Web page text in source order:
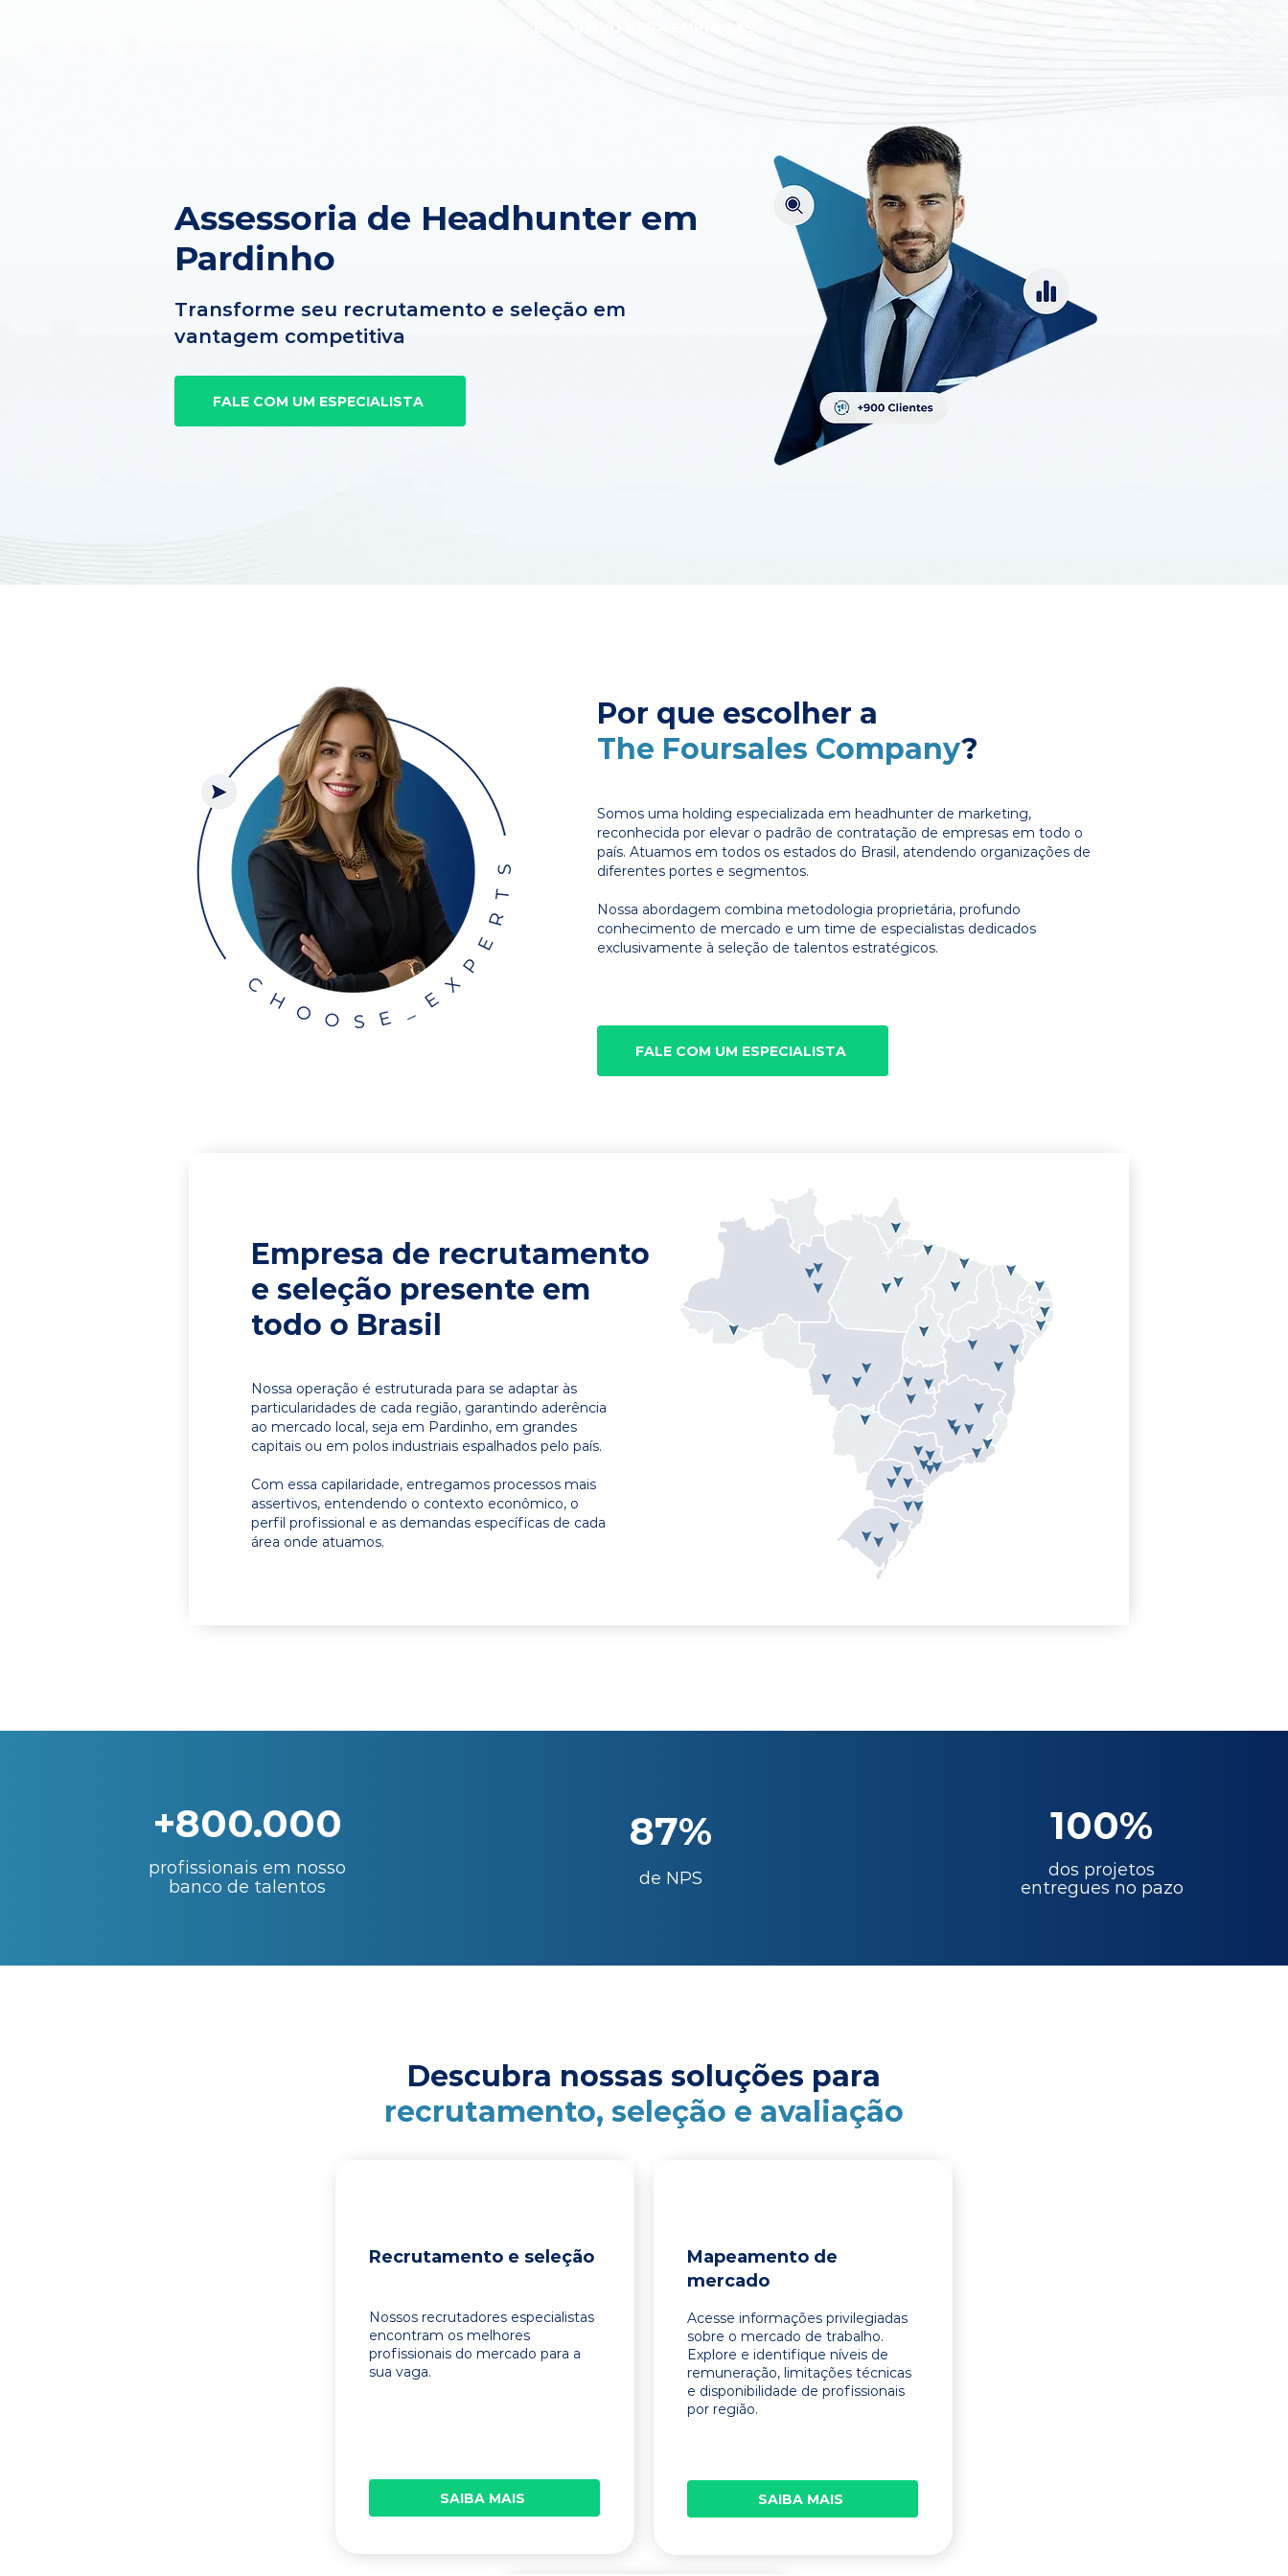
Assessoria de Headhunter em
Pardinho
Transforme seu recrutamento e seleção em
vantagem competitiva
FALE COM UM ESPECIALISTA
Por que escolher a
The Foursales Company?
Somos uma holding especializada em headhunter de marketing,
reconhecida por elevar o padrão de contratação de empresas em todo o
país. Atuamos em todos os estados do Brasil, atendendo organizações de
diferentes portes e segmentos.
Nossa abordagem combina metodologia proprietária, profundo
conhecimento de mercado e um time de especialistas dedicados
exclusivamente à seleção de talentos estratégicos.
FALE COM UM ESPECIALISTA
Empresa de recrutamento
e seleção presente em
todo o Brasil
Nossa operação é estruturada para se adaptar às
particularidades de cada região, garantindo aderência
ao mercado local, seja em Pardinho, em grandes
capitais ou em polos industriais espalhados pelo país.
Com essa capilaridade, entregamos processos mais
assertivos, entendendo o contexto econômico, o
perfil profissional e as demandas específicas de cada
área onde atuamos.
+800.000
profissionais em nosso
banco de talentos
87%
de NPS
100%
dos projetos
entregues no pazo
Descubra nossas soluções para
recrutamento, seleção e avaliação
Recrutamento e seleção
Nossos recrutadores especialistas
encontram os melhores
profissionais do mercado para a
sua vaga.
SAIBA MAIS
Mapeamento de
mercado
Acesse informações privilegiadas
sobre o mercado de trabalho.
Explore e identifique níveis de
remuneração, limitações técnicas
e disponibilidade de profissionais
por região.
SAIBA MAIS